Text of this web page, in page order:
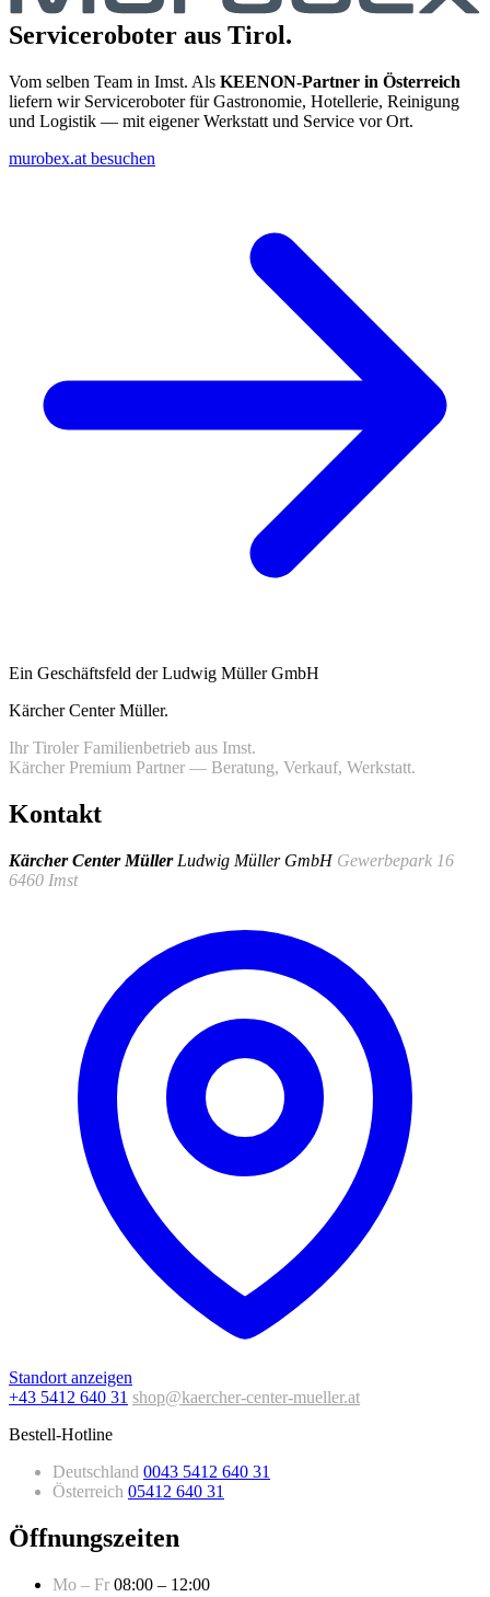
Serviceroboter aus Tirol.
Vom selben Team in Imst. Als KEENON-Partner in Österreich
liefern wir Serviceroboter für Gastronomie, Hotellerie, Reinigung
und Logistik — mit eigener Werkstatt und Service vor Ort.
murobex.at besuchen
Ein Geschäftsfeld der Ludwig Müller GmbH
Kärcher Center Müller.
Ihr Tiroler Familienbetrieb aus Imst.
Kärcher Premium Partner — Beratung, Verkauf, Werkstatt.
Kontakt
Kärcher Center Müller Ludwig Müller GmbH Gewerbepark 16
6460 Imst
Standort anzeigen
+43 5412 640 31 shop@kaercher-center-mueller.at
Bestell-Hotline
Deutschland 0043 5412 640 31
Österreich 05412 640 31
Öffnungszeiten
Mo – Fr 08:00 – 12:00